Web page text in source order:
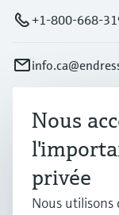
+1-800-668-
Produits et
Industries
Nous
privée
Nous utilisons